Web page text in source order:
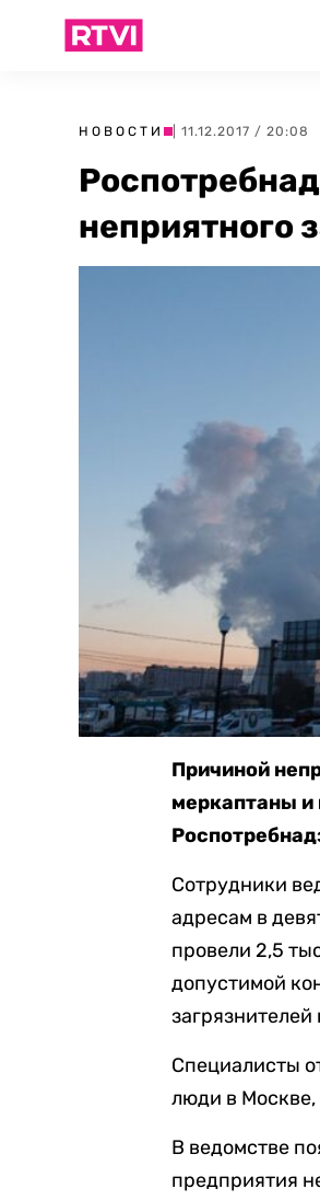
НОВОСТИ | 11.12.2017 / 20:08
неприятного
Причиной
меркаптаны и
Сотрудники
адресам в
провели 2,5
допустимой
Специалисты
люди в Москве,
В ведомстве
предприятия